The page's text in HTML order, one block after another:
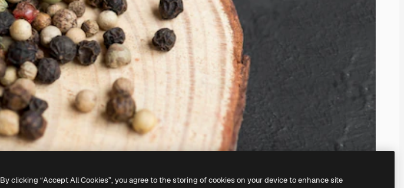
By clicking “Accept All Cookies”, you agree to the storing of cookies on your device to enhance site